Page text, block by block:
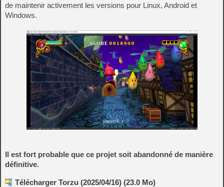
de maintenir activement les versions pour Linux, Android et
Windows.
Il est fort probable que ce projet soit abandonné de manière
définitive.
Télécharger Torzu (2025/04/16) (23.0 Mo)